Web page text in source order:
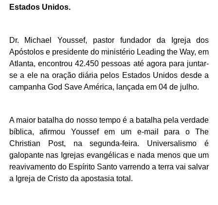
Estados Unidos.
Dr. Michael Youssef, pastor fundador da Igreja dos
Apóstolos e presidente do ministério Leading the Way, em
Atlanta, encontrou 42.450 pessoas até agora para juntar-
se a ele na oração diária pelos Estados Unidos desde a
campanha God Save América, lançada em 04 de julho.
A maior batalha do nosso tempo é a batalha pela verdade
bíblica, afirmou Youssef em um e-mail para o The
Christian Post, na segunda-feira. Universalismo é
galopante nas Igrejas evangélicas e nada menos que um
reavivamento do Espírito Santo varrendo a terra vai salvar
a Igreja de Cristo da apostasia total.